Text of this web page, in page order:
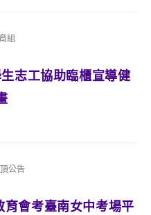
組
志工協助臨櫃宣導健
頂公告
會考臺南女中考場平